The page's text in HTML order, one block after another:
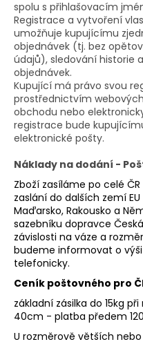
spolu s přihlašovacím
Registrace a vytvoření
umožňuje kupujícímu
objednávek (tj. bez
údajů), sledování historie
objednávek.
Kupující má právo svou
prostřednictvím
obchodu nebo
registrace bude
elektronické pošty.
Náklady na dodání -
Zboží zasíláme po celé
zaslání do dalších zemí
Maďarsko, Rakousko a
sazebníku dopravce
závislosti na váze a
budeme informovat o
telefonicky.
Ceník poštovného pro
základní zásilka do 15kg
40cm - platba předem
U rozměrově větších
j
e
m
e
SLON
STOJÍCÍ
20X24X10CM
PATINA
DBG
850
Kč